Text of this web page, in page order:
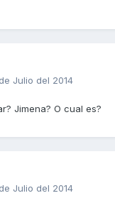
Julio del 2014
Jimena? O cual es?
Julio del 2014